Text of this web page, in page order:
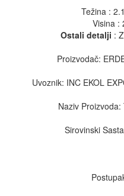
Težina :
Visina :
Ostali detalji :
Proizvodač:
Uvoznik: INC EKOL
Naziv
Sirovinski